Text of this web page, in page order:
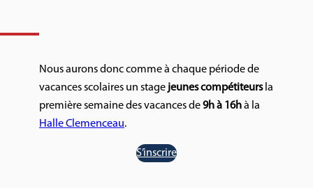
Nous aurons donc comme à chaque période de
vacances scolaires un stage jeunes compétiteursla
première semaine des vacances de9h à 16hà la
Halle Clemenceau.
S’inscrire